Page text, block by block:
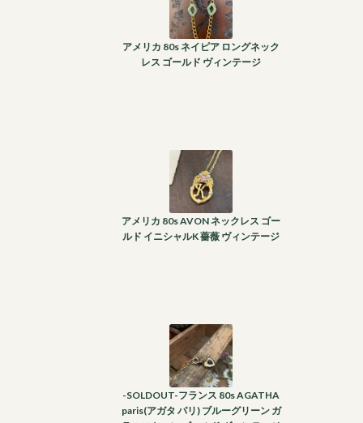
アメリカ 80s ネイピア ロングネック
レス ゴールド ヴィンテージ
アメリカ 80s AVON ネックレス ゴー
ルド イニシャルK 薔薇 ヴィンテージ
-SOLDOUT-フランス 80s AGATHA
paris(アガタ パリ) ブルーグリーン ガ